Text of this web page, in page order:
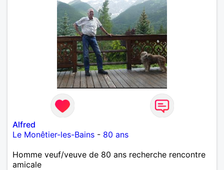
Alfred
Le Monêtier-les-Bains - 80 ans
Homme veuf/veuve de 80 ans recherche rencontre
amicale